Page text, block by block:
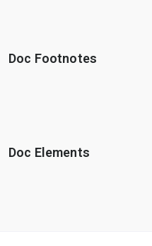
Doc Footnotes
Doc Elements